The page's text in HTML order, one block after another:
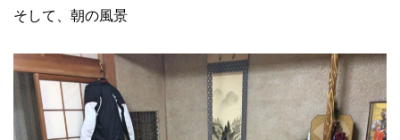
そして、朝の風景